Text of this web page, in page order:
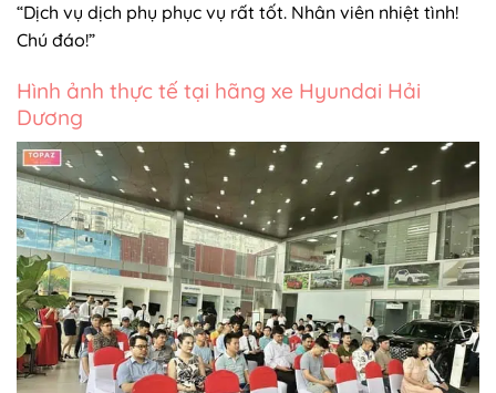
“Dịch vụ dịch phụ phục vụ rất tốt. Nhân viên nhiệt tình!
Chú đáo!”
Hình ảnh thực tế tại hãng xe Hyundai Hải
Dương